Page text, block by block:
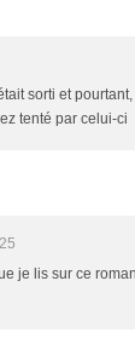
sorti et
tenté par celui-ci
je lis sur ce